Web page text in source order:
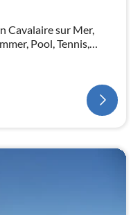
Cavalaire sur Mer,
Pool, Tennis,